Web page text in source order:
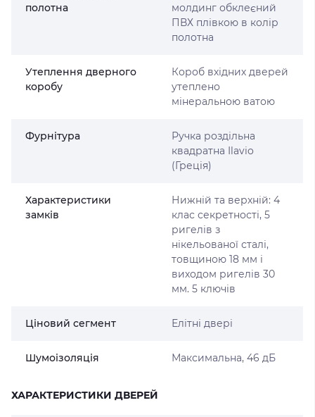
полотна
молдинг обклеєний
ПВХ плівкою в колір
полотна
Утеплення дверного
коробу
Короб вхідних дверей
утеплено
мінеральною ватою
Фурнітура
Ручка роздільна
квадратна Ilavio
(Греція)
Характеристики
замків
Нижній та верхній: 4
клас секретності, 5
ригелів з
нікельованої сталі,
товщиною 18 мм і
виходом ригелів 30
мм. 5 ключів
Ціновий сегмент Елітні двері
Шумоізоляція Максимальна, 46 дБ
ХАРАКТЕРИСТИКИ ДВЕРЕЙ